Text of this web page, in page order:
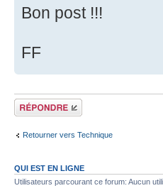
Bon post !!!
FF
Répondre
Retourner vers Technique
QUI EST EN LIGNE
Utilisateurs parcourant ce forum: Aucun